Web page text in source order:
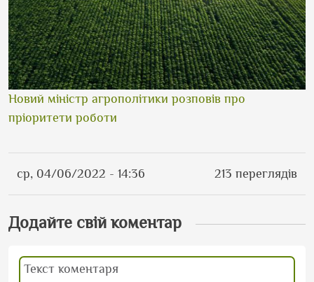
Новий міністр агрополітики розповів про
пріоритети роботи
ср, 04/06/2022 - 14:36 213 переглядів
Додайте свій коментар